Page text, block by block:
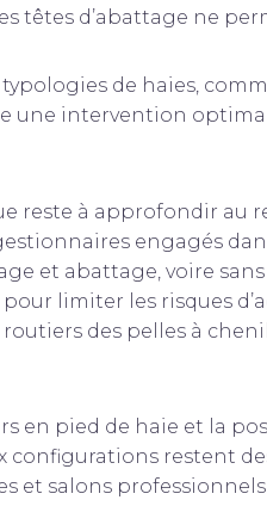
têtes d’abattage ne
de haies,
une intervention
reste à approfondir au
engagés
et abattage, voire
limiter les risques
des pelles à
en pied de haie et la
configurations restent
et salons professionnels